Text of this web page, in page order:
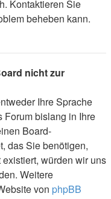
Kontaktieren Sie
beheben kann.
nicht zur
Ihre Sprache
Forum bislang in Ihre
Board-
das Sie benötigen,
würden wir uns
Weitere
von phpBB